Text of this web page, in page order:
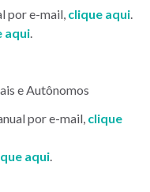
por e-mail, clique aqui.
aqui.
e Autônomos
por e-mail, clique
aqui.